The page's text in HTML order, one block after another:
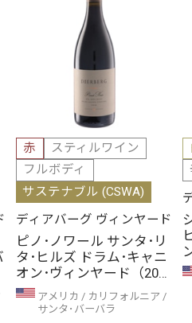
赤
スティルワイン
フルボディ
サステナブル (CSWA)
ディアバーグ ヴィンヤード
ピノ･ノワール サンタ･リ
タ･ヒルズ ドラム･キャニ
オン･ヴィンヤード（2019
年）アメリカ
カリフォルニア
サンタ･バーバラ